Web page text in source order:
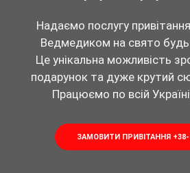
Надаємо послугу
Ведмедиком на свято
Це унікальна можливість
подарунок та дуже крутий
Працюємо по всій
ЗАМОВИТИ ПРИВІТАННЯ +38-